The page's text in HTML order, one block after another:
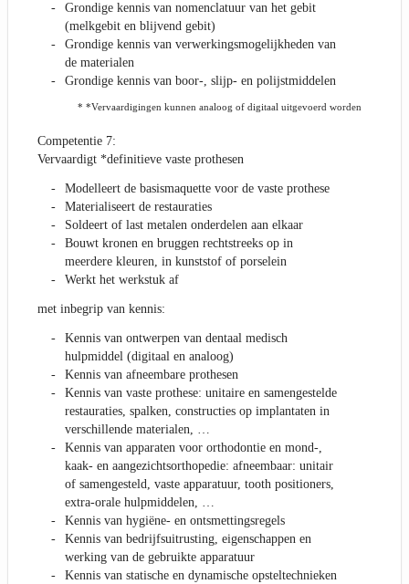
Grondige kennis van nomenclatuur van het gebit
(melkgebit en blijvend gebit)
Grondige kennis van verwerkingsmogelijkheden van
de materialen
Grondige kennis van boor-, slijp- en polijstmiddelen
* *Vervaardigingen kunnen analoog of digitaal uitgevoerd worden
Competentie 7:
Vervaardigt *definitieve vaste prothesen
Modelleert de basismaquette voor de vaste prothese
Materialiseert de restauraties
Soldeert of last metalen onderdelen aan elkaar
Bouwt kronen en bruggen rechtstreeks op in
meerdere kleuren, in kunststof of porselein
Werkt het werkstuk af
met inbegrip van kennis:
Kennis van ontwerpen van dentaal medisch
hulpmiddel (digitaal en analoog)
Kennis van afneembare prothesen
Kennis van vaste prothese: unitaire en samengestelde
restauraties, spalken, constructies op implantaten in
verschillende materialen, …
Kennis van apparaten voor orthodontie en mond-,
kaak- en aangezichtsorthopedie: afneembaar: unitair
of samengesteld, vaste apparatuur, tooth positioners,
extra-orale hulpmiddelen, …
Kennis van hygiëne- en ontsmettingsregels
Kennis van bedrijfsuitrusting, eigenschappen en
werking van de gebruikte apparatuur
Kennis van statische en dynamische opsteltechnieken